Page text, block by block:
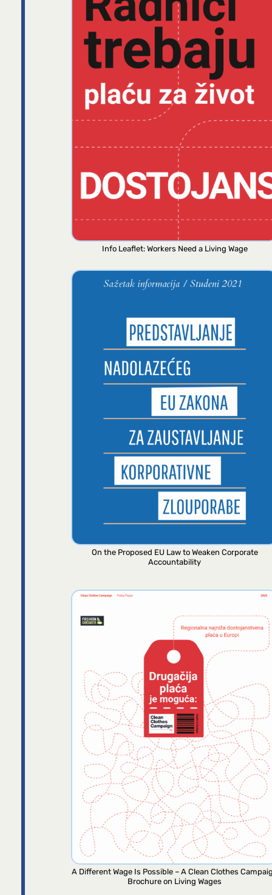
Info Leaflet: Workers Need a Living Wage
On the Proposed EU Law to Weaken Corporate
Accountability
A Different Wage Is Possible – A Clean Clothes
Brochure on Living Wages